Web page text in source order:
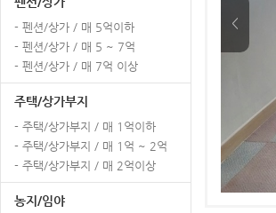
- 펜션/상가 / 매 5억이하
- 펜션/상가 / 매 5 ~ 7억
- 펜션/상가 / 매 7억 이상
주택/상가부지
- 주택/상가부지 / 매 1억이하
- 주택/상가부지 / 매 1억 ~ 2억
- 주택/상가부지 / 매 2억이상
농지/임야
<